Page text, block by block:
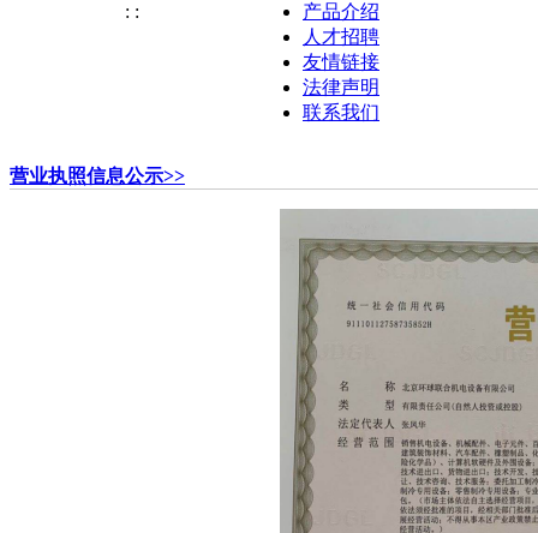
: :
产品介绍
人才招聘
友情链接
法律声明
联系我们
营业执照信息公示>>